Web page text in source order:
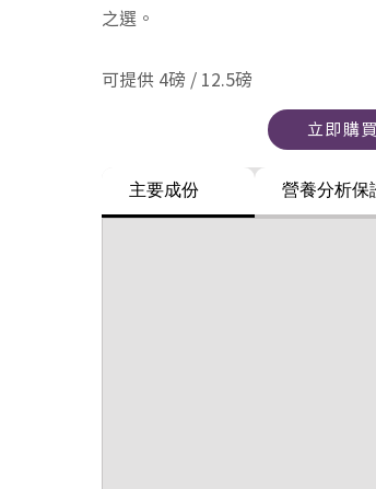
之選。
可提供 4磅 / 12.5磅
立即購買
主要成份 營養分析保